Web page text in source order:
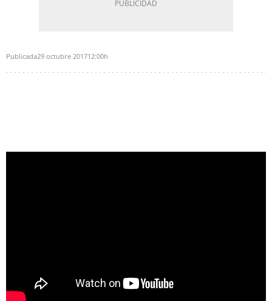
Publicada29 octubre 201712:00h